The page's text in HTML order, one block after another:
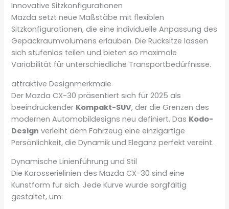
Innovative Sitzkonfigurationen
Mazda setzt neue Maßstäbe mit flexiblen
Sitzkonfigurationen, die eine individuelle Anpassung des
Gepäckraumvolumens erlauben. Die Rücksitze lassen
sich stufenlos teilen und bieten so maximale
Variabilität für unterschiedliche Transportbedürfnisse.
attraktive Designmerkmale
Der Mazda CX-30 präsentiert sich für 2025 als
beeindruckender Kompakt-SUV, der die Grenzen des
modernen Automobildesigns neu definiert. Das Kodo-
Design verleiht dem Fahrzeug eine einzigartige
Persönlichkeit, die Dynamik und Eleganz perfekt vereint.
Dynamische Linienführung und Stil
Die Karosserielinien des Mazda CX-30 sind eine
Kunstform für sich. Jede Kurve wurde sorgfältig
gestaltet, um: